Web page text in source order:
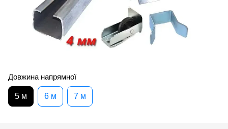
Довжина напрямної
5 м 6 м 7 м